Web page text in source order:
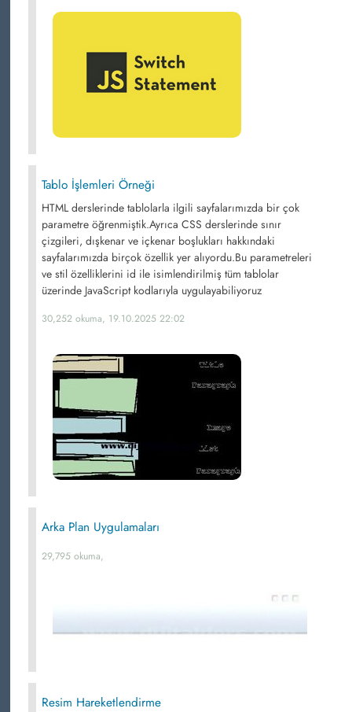
Tablo İşlemleri Örneği
HTML derslerinde tablolarla ilgili sayfalarımızda bir çok
parametre öğrenmiştik.Ayrıca CSS derslerinde sınır
çizgileri, dışkenar ve içkenar boşlukları hakkındaki
sayfalarımızda birçok özellik yer alıyordu.Bu parametreleri
ve stil özelliklerini id ile isimlendirilmiş tüm tablolar
üzerinde JavaScript kodlarıyla uygulayabiliyoruz
30,252 okuma, 19.10.2025 22:02
Arka Plan Uygulamaları
29,795 okuma,
Resim Hareketlendirme